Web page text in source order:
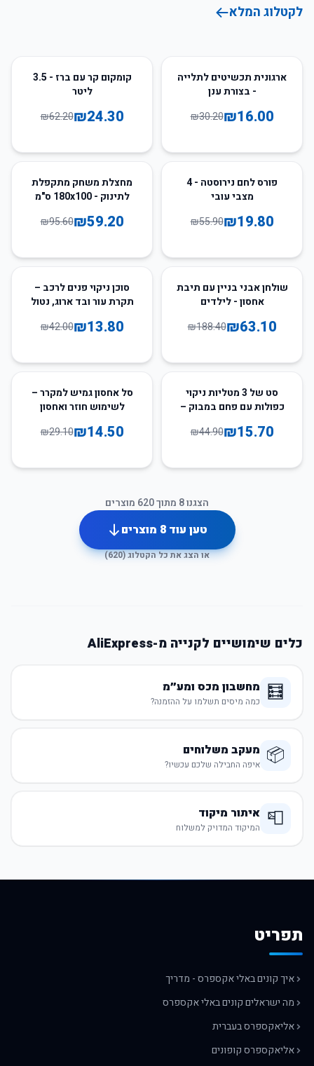
לקטלוג המלא
47%ארגונית תכשיטים לתלייה
- בצורת ענן
₪16.00
₪30.20
61
קומקום קר עם ברז - 3.5
ליטר
₪24.30
₪62.20
65
פורס לחם נירוסטה - 4
מצבי עובי
₪19.80
₪55.90
38
מחצלת משחק מתקפלת
לתינוק - 180x100 ס"מ
₪59.20
₪95.60
67%שולחן אבני בניין עם תיבת
אחסון - לילדים
₪63.10
₪188.40
67
סוכן ניקוי פנים לרכב –
תקרת עור ובד ארוג, נטול
₪13.80
₪42.00
65
סט של 3 מטליות ניקוי
כפולות עם פחם במבוק –
₪15.70
₪44.90
50
סל אחסון גמיש למקרר –
לשימוש חוזר ואחסון
₪14.50
₪29.10
הצגנו8 מתוך620 מוצרים
טען עוד8 מוצרים
או הצג את כל הקטלוג (620
)
כלים שימושיים לקנייה מ-AliExpress
🧮 מחשבון מכס ומע״מ
כמה מיסים תשלמו על ההזמנה?
📦 מעקב משלוחים
איפה החבילה שלכם עכשיו?
📮 איתור מיקוד
המיקוד המדויק למשלוח
תפריט
איך קונים באלי אקספרס - מדריך
מה ישראלים קונים באלי אקספרס
אליאקספרס בעברית
אליאקספרס קופונים